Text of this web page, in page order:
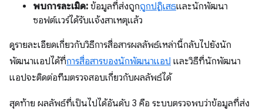
พบการละเมิด: ข้อมูลที่ส่งถูกถูกปฏิเสธและนักพัฒนา
ซอฟต์แวร์ได้รับแจ้งสาเหตุแล้ว
ดูรายละเอียดเกี่ยวกับวิธีการสื่อสารผลลัพธ์เหล่านี้กลับไปยังนัก
พัฒนาแอปได้ที่การสื่อสารของนักพัฒนาแอป และวิธีที่นักพัฒนา
แอปจะติดต่อทีมตรวจสอบเกี่ยวกับผลลัพธ์ได้
สุดท้าย ผลลัพธ์ที่เป็นไปได้อันดับ 3 คือ ระบบตรวจพบว่าข้อมูลที่ส่ง